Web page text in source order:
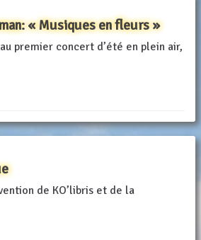
« Musiques en fleurs »
premier concert d’été en plein air,
de KO’libris et de la